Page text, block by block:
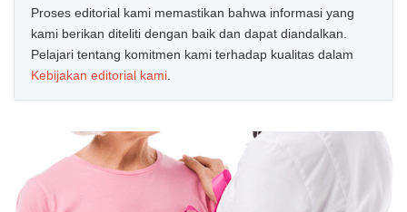
Proses editorial kami memastikan bahwa informasi yang
kami berikan diteliti dengan baik dan dapat diandalkan.
Pelajari tentang komitmen kami terhadap kualitas dalam
Kebijakan editorial kami